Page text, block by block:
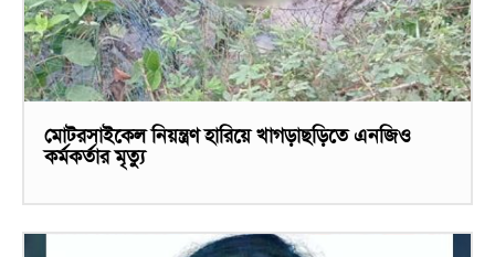
মোটরসাইকেল নিয়ন্ত্রণ হারিয়ে খাগড়াছড়িতে এনজিও
কর্মকর্তার মৃত্যু